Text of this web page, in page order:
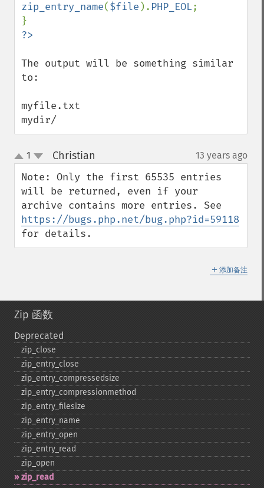
zip_entry_name($file ). PHP_EOL;
The output will be something similar
to:
myfile.txt
mydir/
up
down
1 Christian 13 years ago
Note: Only the first 65535 entries
will be returned, even if your
https://bugs.php.net/bug.php?id=59118
for details.
＋ 添加备注
Zip 函数
Deprecated
zip_​close
zip_​entry_​close
zip_​entry_​compressedsize
zip_​entry_​compressionmethod
zip_​entry_​filesize
zip_​entry_​name
zip_​entry_​open
zip_​entry_​read
zip_​open
zip_​read